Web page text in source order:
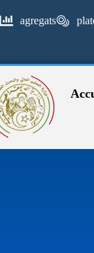
agregats